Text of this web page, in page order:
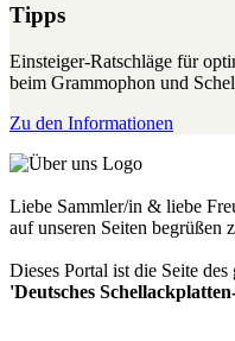
Tipps
Einsteiger-Ratschläge für
beim Grammophon und
Zu den Informationen
Liebe Sammler/in & liebe
auf unseren Seiten begrüßen
Dieses Portal ist die Seite
'Deutsches